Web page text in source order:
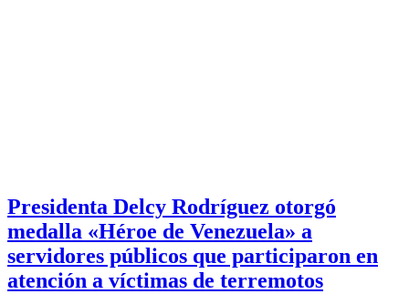
Presidenta Delcy Rodríguez otorgó
medalla «Héroe de Venezuela» a
servidores públicos que participaron en
atención a víctimas de terremotos